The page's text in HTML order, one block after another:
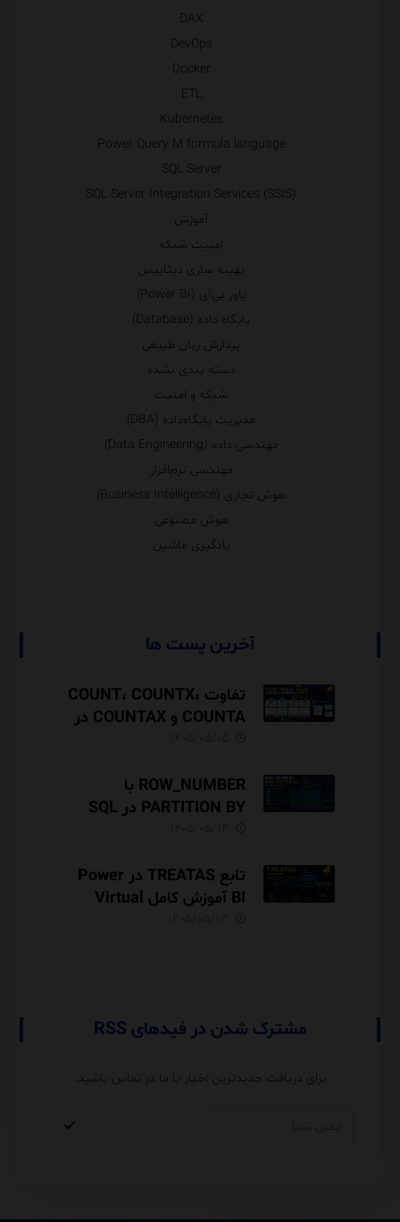
DAX
DevOps
Docker
ETL
Kubernetes
Power Query M formula language
SQL Server
SQL Server Integration Services (SSIS)
آموزش
امنیت شبکه
بهینه سازی دیتابیس
پاور بی‌آی (Power BI)
پایگاه داده (Database)
پردازش زبان طبیعی
دسته بندی نشده
شبکه و امنیت
مدیریت پایگاه‌داده (DBA)
مهندسی داده (Data Engineering)
مهندسی نرم‌افزار
هوش تجاری (Business Intelligence)
هوش مصنوعی
یادگیری ماشین
آخرین پست ها
تفاوت COUNT، COUNTX،
COUNTA و COUNTAX در
ROW_NUMBER با
PARTITION BY در SQL
تابع TREATAS در Power
BI آموزش کامل Virtual
مشترک شدن در فیدهای RSS
برای دریافت جدیدترین اخبار با ما در تماس باشید.